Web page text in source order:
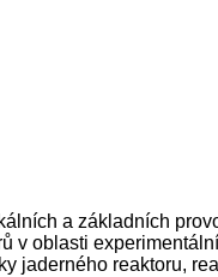
a základních
oblasti
jaderného reaktoru,